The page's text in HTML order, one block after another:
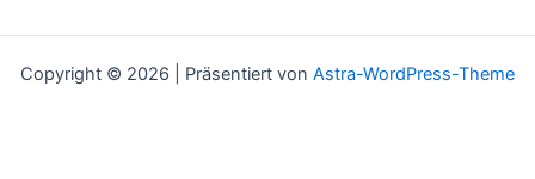
Copyright © 2026 | Präsentiert von Astra-WordPress-Theme